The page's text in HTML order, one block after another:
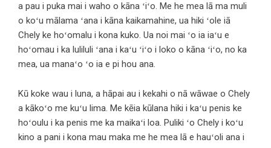
a pau i puka mai i waho o kāna ʻiʻo. Me he mea lā ma muli
o koʻu mālama ʻana i kāna kaikamahine, ua hiki ʻole iā
Chely ke hoʻomalu i kona kuko. Ua noi mai ʻo ia iaʻu e
hoʻomau i ka luliluli ʻana i kaʻu ʻiʻo i loko o kāna ʻiʻo, no ka
mea, ua manaʻo ʻo ia e pi hou ana.
Kū koke wau i luna, a hāpai au i kekahi o nā wāwae o Chely
a kākoʻo me kuʻu lima. Me kēia kūlana hiki i kaʻu penis ke
hoʻoulu i ka penis me ka maikaʻi loa. Puliki ʻo Chely i koʻu
kino a pani i kona mau maka me he mea lā e hauʻoli ana i